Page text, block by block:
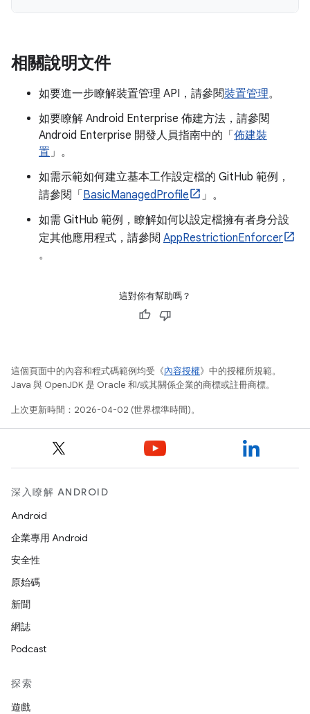
相關說明文件
如要進一步瞭解裝置管理 API，請參閱裝置管理。
如要瞭解 Android Enterprise 佈建方法，請參閱
Android Enterprise 開發人員指南中的「 佈建裝
置」。
如需示範如何建立基本工作設定檔的 GitHub 範例，
請參閱「 BasicManagedProfile
」。
如需 GitHub 範例，瞭解如何以設定檔擁有者身分設
定其他應用程式，請參閱 AppRestrictionEnforcer
。
這對你有幫助嗎？
這個頁面中的內容和程式碼範例均受《內容授權》中的授權所規範。
Java 與 OpenJDK 是 Oracle 和/或其關係企業的商標或註冊商標。
上次更新時間：2026-04-02 (世界標準時間)。
深入瞭解 ANDROID
Android
企業專用 Android
安全性
原始碼
新聞
網誌
Podcast
探索
遊戲